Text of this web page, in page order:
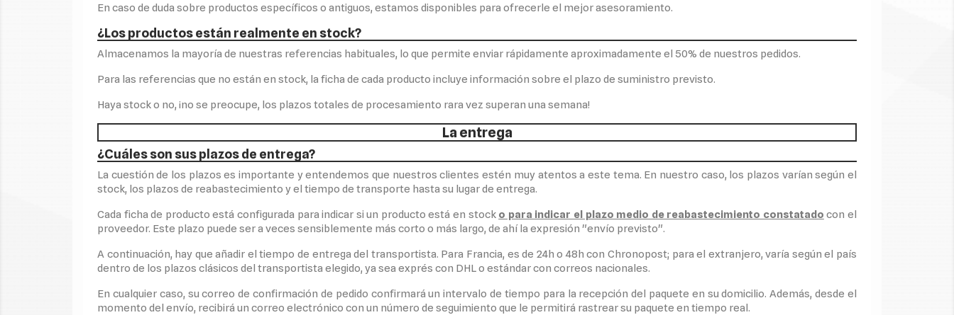
En caso de duda sobre productos específicos o antiguos, estamos disponibles para ofrecerle el mejor asesoramiento.
¿Los productos están realmente en stock?
Almacenamos la mayoría de nuestras referencias habituales, lo que permite enviar rápidamente aproximadamente el 50% de nuestros pedidos.
Para las referencias que no están en stock, la ficha de cada producto incluye información sobre el plazo de suministro previsto.
Haya stock o no, ¡no se preocupe, los plazos totales de procesamiento rara vez superan una semana!
La entrega
¿Cuáles son sus plazos de entrega?
La cuestión de los plazos es importante y entendemos que nuestros clientes estén muy atentos a este tema. En nuestro caso, los plazos varían según el
stock, los plazos de reabastecimiento y el tiempo de transporte hasta su lugar de entrega.
Cada ficha de producto está configurada para indicar si un producto está en stock o para indicar el plazo medio de reabastecimiento constatado con el
proveedor. Este plazo puede ser a veces sensiblemente más corto o más largo, de ahí la expresión "envío previsto".
A continuación, hay que añadir el tiempo de entrega del transportista. Para Francia, es de 24h o 48h con Chronopost; para el extranjero, varía según el país
dentro de los plazos clásicos del transportista elegido, ya sea exprés con DHL o estándar con correos nacionales.
En cualquier caso, su correo de confirmación de pedido confirmará un intervalo de tiempo para la recepción del paquete en su domicilio. Además, desde el
momento del envío, recibirá un correo electrónico con un número de seguimiento que le permitirá rastrear su paquete en tiempo real.